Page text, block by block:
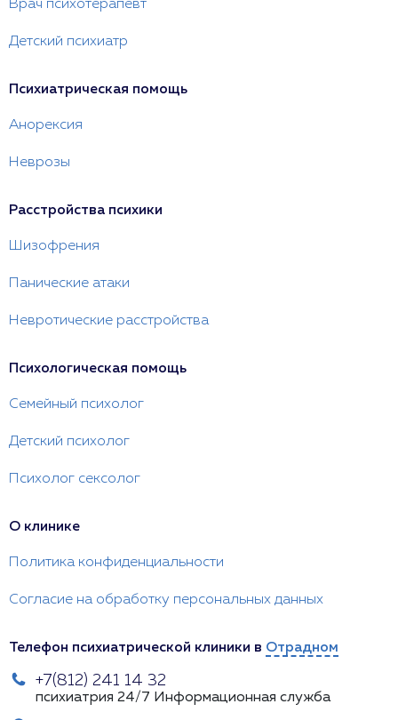
Врач психотерапевт
Детский психиатр
Психиатрическая помощь
Анорексия
Неврозы
Расстройства психики
Шизофрения
Панические атаки
Невротические расстройства
Психологическая помощь
Семейный психолог
Детский психолог
Психолог сексолог
О клинике
Политика конфиденциальности
Согласие на обработку персональных данных
Телефон психиатрической клиники в Отрадном
+7(812) 241 14 32
психиатрия 24/7 Информационная служба